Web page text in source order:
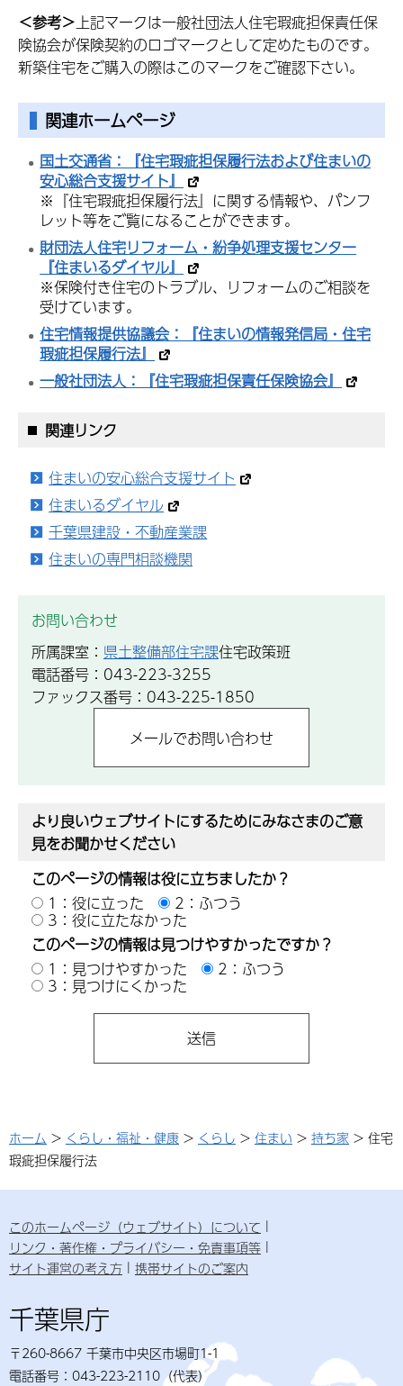
＜参考＞ 上記マークは一般社団法人住宅瑕疵担保責任保
険協会が保険契約のロゴマークとして定めたものです。
新築住宅をご購入の際はこのマークをご確認下さい。
関連ホームページ
国土交通省：『住宅瑕疵担保履行法および住まいの
安心総合支援サイト』
※『住宅瑕疵担保履行法』に関する情報や、パンフ
レット等をご覧になることができます。
財団法人住宅リフォーム・紛争処理支援センター
『住まいるダイヤル』
※保険付き住宅のトラブル、リフォームのご相談を
受けています。
住宅情報提供協議会：『住まいの情報発信局・住宅
瑕疵担保履行法』
一般社団法人：『住宅瑕疵担保責任保険協会』
関連リンク
住まいの安心総合支援サイト
住まいるダイヤル
千葉県建設・不動産業課
住まいの専門相談機関
お問い合わせ
所属課室： 県土整備部住宅課住宅政策班
電話番号：043-223-3255
ファックス番号：043-225-1850
より良いウェブサイトにするためにみなさまのご意
見をお聞かせください
このページの情報は役に立ちましたか？
1：役に立った
2：ふつう
3：役に立たなかった
このページの情報は見つけやすかったですか？
1：見つけやすかった
2：ふつう
3：見つけにくかった
ホーム > くらし・福祉・健康 > くらし > 住まい > 持ち家 > 住宅
瑕疵担保履行法
このホームページ（ウェブサイト）について
リンク・著作権・プライバシー・免責事項等
サイト運営の考え方
携帯サイトのご案内
千葉県庁
〒260-8667 千葉市中央区市場町1-1
電話番号：043-223-2110（代表）